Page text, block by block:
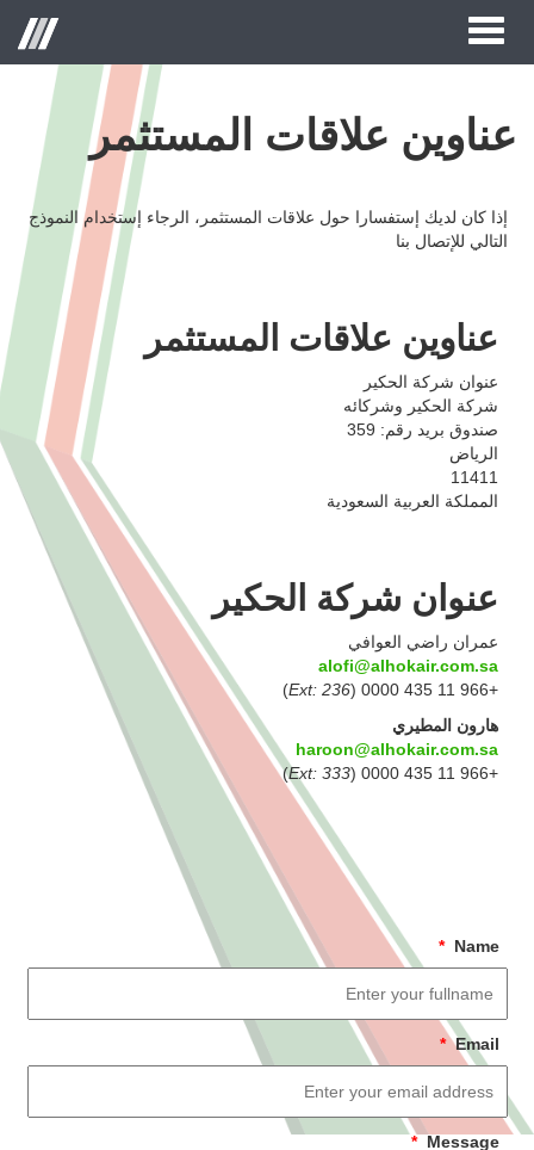
Toggle
Menu
الصفحة الرئيسية
العلامات التجارية
مركز الاعلام
وظائف
اتصل بنا
عناوين علاقات المستثمر
إذا كان لديك إستفسارا حول علاقات المستثمر، الرجاء إستخدام النموذج
التالي للإتصال بنا
عناوين علاقات المستثمر
عنوان شركة الحكير
شركة الحكير وشركائه
صندوق بريد رقم: 359
الرياض
11411
المملكة العربية السعودية
عنوان شركة الحكير
عمران راضي العوافي
alofi@alhokair.com.sa
+966 11 435 0000 (
Ext: 236
)
هارون المطيري
haroon@alhokair.com.sa
+966 11 435 0000 (
Ext: 333
)
Name
*
Email
*
Message
*